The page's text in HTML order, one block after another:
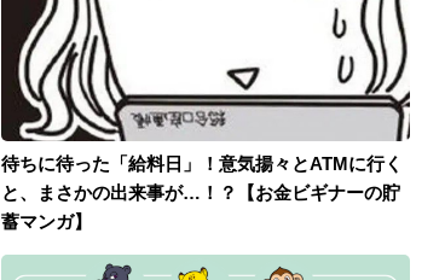
待ちに待った「給料日」！意気揚々とATMに行く
と、まさかの出来事が…！？【お金ビギナーの貯
蓄マンガ】